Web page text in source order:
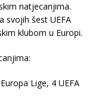
natjecanjima.
svojih šest UEFA
klubom u Europi.
Lige, 4 UEFA